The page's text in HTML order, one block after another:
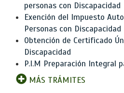
personas con Discapacidad
Exención del Impuesto
Personas con Discapacidad
Obtención de Certificado
Discapacidad
P.I.M Preparación Integral
MÁS TRÁMITES